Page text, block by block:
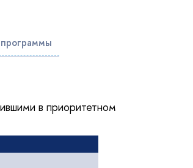
в приоритетном